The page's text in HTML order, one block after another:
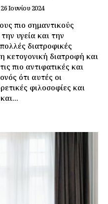
26 Ιουνίου 2024
πιο σημαντικούς
υγεία και την
διατροφικές
κετογονική διατροφή και
πιο αντιφατικές και
ότι αυτές οι
φιλοσοφίες και